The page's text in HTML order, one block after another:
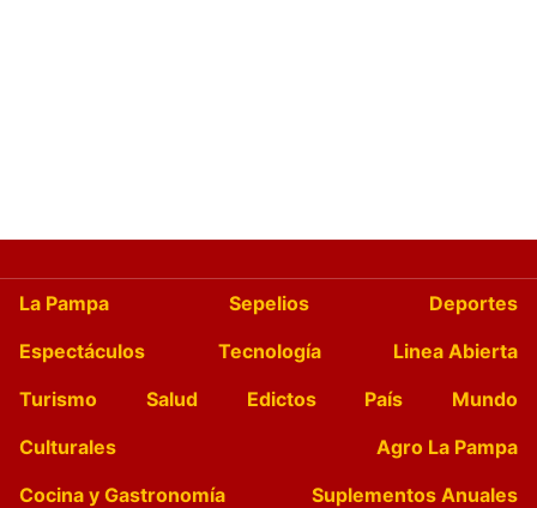
La Pampa Sepelios
Deportes
Espectáculos
Tecnología
Linea Abierta
Turismo
Salud Edictos País
Mundo
Culturales
Agro La Pampa
Cocina y Gastronomía
Suplementos Anuales